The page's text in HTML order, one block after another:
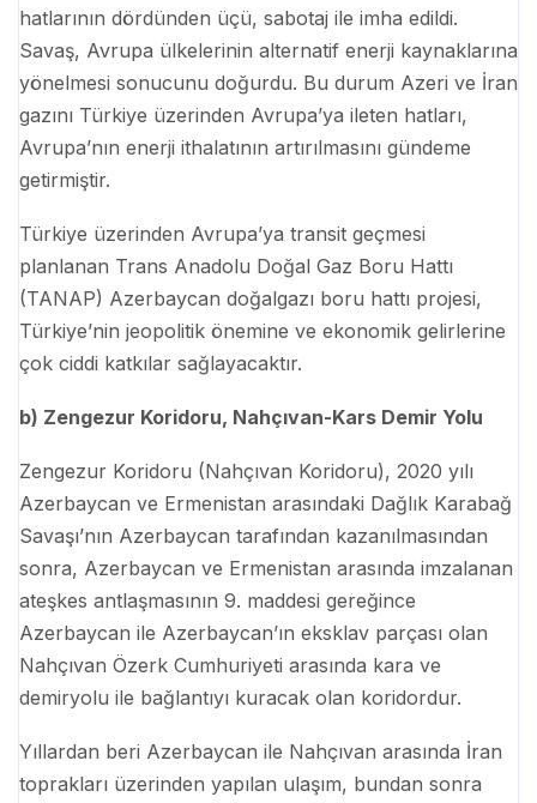
hatlarının dördünden üçü, sabotaj ile imha edildi.
Savaş, Avrupa ülkelerinin alternatif enerji kaynaklarına
yönelmesi sonucunu doğurdu. Bu durum Azeri ve İran
gazını Türkiye üzerinden Avrupa’ya ileten hatları,
Avrupa’nın enerji ithalatının artırılmasını gündeme
getirmiştir.
Türkiye üzerinden Avrupa’ya transit geçmesi
planlanan Trans Anadolu Doğal Gaz Boru Hattı
(TANAP) Azerbaycan doğalgazı boru hattı projesi,
Türkiye’nin jeopolitik önemine ve ekonomik gelirlerine
çok ciddi katkılar sağlayacaktır.
b) Zengezur Koridoru, Nahçıvan-Kars Demir Yolu
Zengezur Koridoru (Nahçıvan Koridoru), 2020 yılı
Azerbaycan ve Ermenistan arasındaki Dağlık Karabağ
Savaşı’nın Azerbaycan tarafından kazanılmasından
sonra, Azerbaycan ve Ermenistan arasında imzalanan
ateşkes antlaşmasının 9. maddesi gereğince
Azerbaycan ile Azerbaycan’ın eksklav parçası olan
Nahçıvan Özerk Cumhuriyeti arasında kara ve
demiryolu ile bağlantıyı kuracak olan koridordur.
Yıllardan beri Azerbaycan ile Nahçıvan arasında İran
toprakları üzerinden yapılan ulaşım, bundan sonra